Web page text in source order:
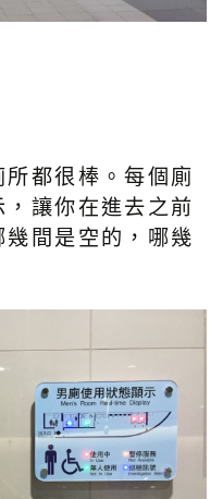
都很棒。每個廁
讓你在進去之前
間是空的，哪幾